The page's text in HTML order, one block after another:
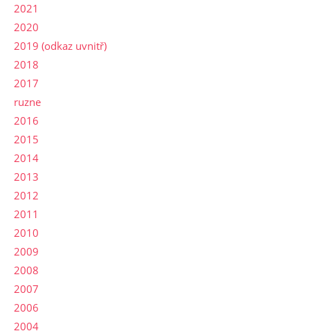
2021
2020
2019 (odkaz uvnitř)
2018
2017
ruzne
2016
2015
2014
2013
2012
2011
2010
2009
2008
2007
2006
2004